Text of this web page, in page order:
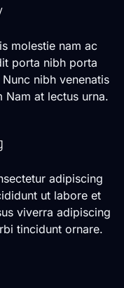
molestie nam ac
porta nibh porta
nibh venenatis
Nam at lectus urna.
adipiscing
ut labore et
viverra adipiscing
tincidunt ornare.